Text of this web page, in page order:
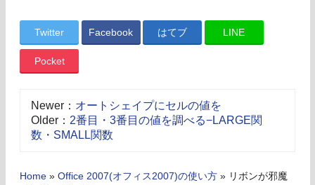
Twitter Facebook はてブ LINE
Pocket
Newer： オートシェイプにセルの値を
Older： 2番目・3番目の値を調べる−LARGE関
数・SMALL関数
Home » Office 2007(オフィス2007)の使い方 » リボンが邪魔